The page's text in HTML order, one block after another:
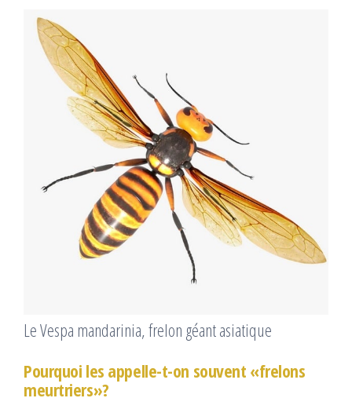
Le Vespa mandarinia, frelon géant asiatique
Pourquoi les appelle-t-on souvent «frelons
meurtriers»?